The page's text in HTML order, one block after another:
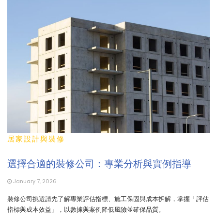
居家設計與裝修
選擇合適的裝修公司：專業分析與實例指導
January 7, 2026
裝修公司挑選請先了解專業評估指標、施工保固與成本拆解，掌握「評估
指標與成本效益」，以數據與案例降低風險並確保品質。